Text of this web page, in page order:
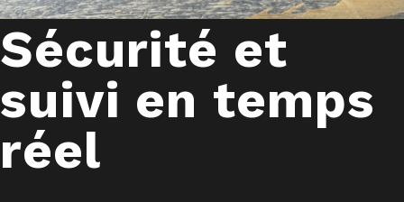
Sécurité et
suivi en temps
réel